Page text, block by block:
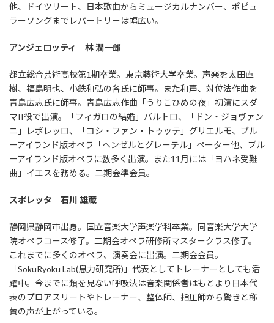
他、ドイツリート、日本歌曲からミュージカルナンバー、ポピュ
ラーソングまでレパートリーは幅広い。
アンジェロッティ 林 潤一郎
都立総合芸術高校第1期卒業。東京藝術大学卒業。声楽を太田直
樹、福島明也、小鉄和弘の各氏に師事。また和声、対位法作曲を
青島広志氏に師事。青島広志作曲「うりこひめの夜」初演にスダ
マII役で出演。「フィガロの結婚」バルトロ、「ドン・ジョヴァン
ニ」レポレッロ、「コシ・ファン・トゥッテ」グリエルモ、ブル
ーアイランド版オペラ「ヘンゼルとグレーテル」ペーター他、ブル
ーアイランド版オペラに数多く出演。また11月には「ヨハネ受難
曲」イエスを務める。二期会準会員。
スポレッタ 石川 雄蔵
静岡県静岡市出身。国立音楽大学声楽学科卒業。同音楽大学大学
院オペラコース修了。二期会オペラ研修所マスタークラス修了。
これまでに多くのオペラ、演奏会に出演。二期会会員。
「SokuRyoku Lab(息力研究所)」代表としてトレーナーとしても活
躍中。今までに類を見ない呼吸法は音楽関係者はもとより日本代
表のプロアスリートやトレーナー、整体師、指圧師から驚きと称
賛の声が上がっている。